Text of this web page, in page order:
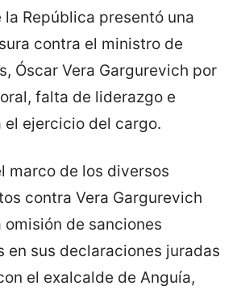
la República presentó una
contra el ministro de
Óscar Vera Gargurevich por
falta de liderazgo e
el ejercicio del cargo.
marco de los diversos
contra Vera Gargurevich
de sanciones
en sus declaraciones juradas
el exalcalde de Anguía,